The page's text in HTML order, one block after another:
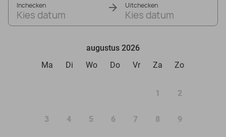
Inchecken
Kies datum
Uitchecken
Kies datum
augustus 2026
Ma
Di Wo Do Vr Za Zo
1 2
3 4 5 6 7 8 9